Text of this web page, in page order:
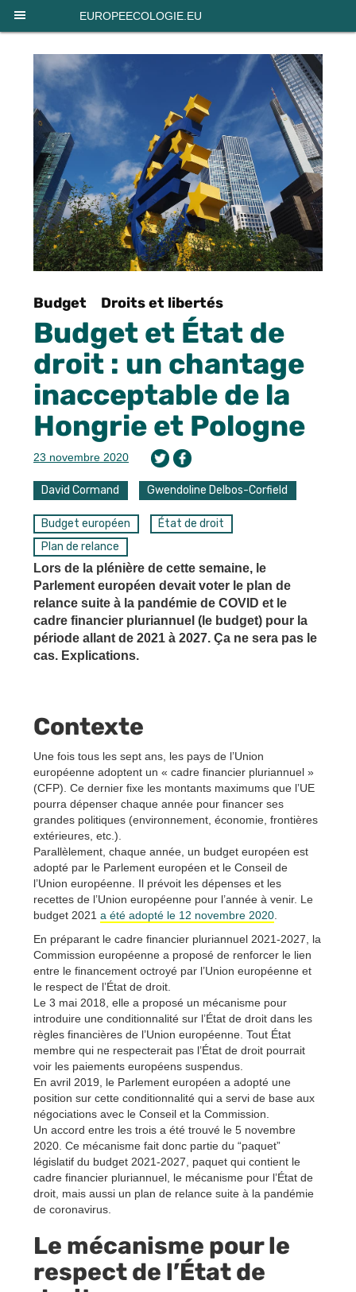
EUROPEECOLOGIE.EU
Budget Droits et libertés
Budget et État de
droit : un chantage
inacceptable de la
Hongrie et Pologne
23 novembre 2020
David Cormand Gwendoline Delbos-Corfield
Budget européen
État de droit
Plan de relance
Lors de la plénière de cette semaine, le
Parlement européen devait voter le plan de
relance suite à la pandémie de COVID et le
cadre financier pluriannuel (le budget) pour la
période allant de 2021 à 2027. Ça ne sera pas le
cas. Explications.
Contexte
Une fois tous les sept ans, les pays de l’Union
européenne adoptent un « cadre financier pluriannuel »
(CFP). Ce dernier fixe les montants maximums que l’UE
pourra dépenser chaque année pour financer ses
grandes politiques (environnement, économie, frontières
extérieures, etc.).
Parallèlement, chaque année, un budget européen est
adopté par le Parlement européen et le Conseil de
l’Union européenne. Il prévoit les dépenses et les
recettes de l’Union européenne pour l’année à venir. Le
budget 2021 a été adopté le 12 novembre 2020
En préparant le cadre financier pluriannuel 2021-2027, la
Commission européenne a proposé de renforcer le lien
entre le financement octroyé par l’Union européenne et
le respect de l’État de droit.
Le 3 mai 2018, elle a proposé un mécanisme pour
introduire une conditionnalité sur l’État de droit dans les
règles financières de l’Union européenne. Tout État
membre qui ne respecterait pas l’État de droit pourrait
voir les paiements européens suspendus.
En avril 2019, le Parlement européen a adopté une
position sur cette conditionnalité qui a servi de base aux
négociations avec le Conseil et la Commission.
Un accord entre les trois a été trouvé le 5 novembre
2020. Ce mécanisme fait donc partie du “paquet”
législatif du budget 2021-2027, paquet qui contient le
cadre financier pluriannuel, le mécanisme pour l’État de
droit, mais aussi un plan de relance suite à la pandémie
de coronavirus.
Le mécanisme pour le
respect de l’État de